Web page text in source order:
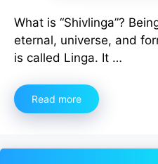
What is “Shivlinga”?
eternal, universe, and
is called Linga. It …
Read more